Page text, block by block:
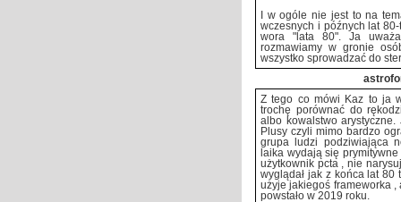
I w ogóle nie jest to na
wczesnych i późnych lat
wora "lata 80". Ja
rozmawiamy w gronie
wszystko sprowadzać do
Z tego co mówi Kaz to ja
trochę porównać do
albo kowalstwo
Plusy czyli mimo bardzo
grupa ludzi podziwiająca
laika wydają się
użytkownik pcta , nie
wyglądał jak z końca lat 80
użyje jakiegoś frameworka
powstało w 2019 roku.